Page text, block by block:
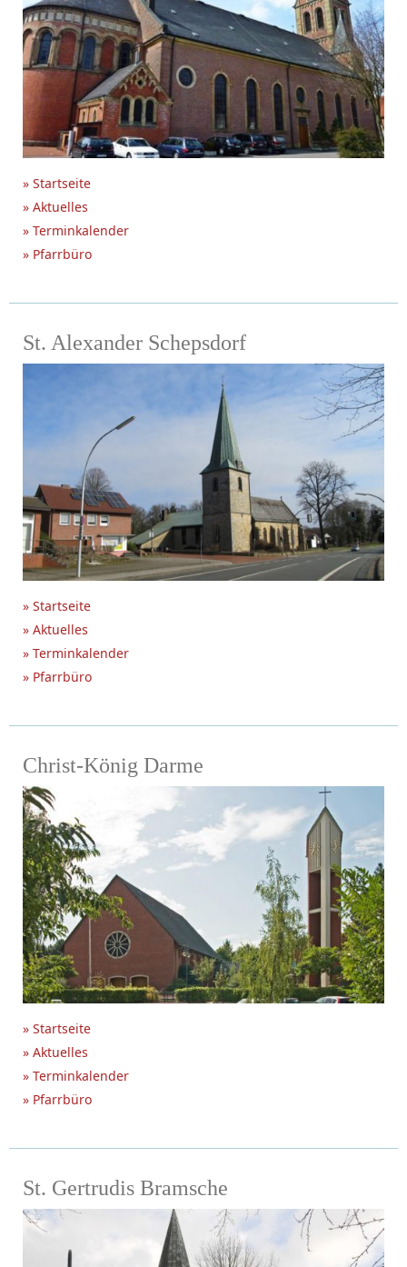
» Startseite
» Aktuelles
» Terminkalender
» Pfarrbüro
St. Alexander Schepsdorf
» Startseite
» Aktuelles
» Terminkalender
» Pfarrbüro
Christ-König Darme
» Startseite
» Aktuelles
» Terminkalender
» Pfarrbüro
St. Gertrudis Bramsche